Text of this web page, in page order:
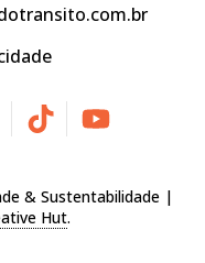
& Sustentabilidade |
Hut.